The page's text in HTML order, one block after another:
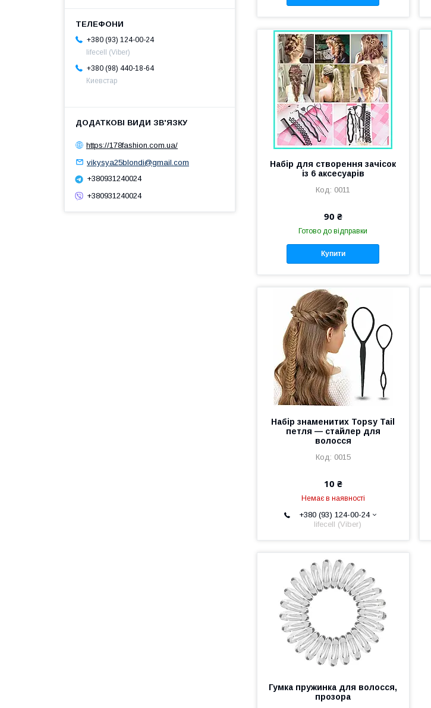
Набір для створення зачісок
із 6 аксесуарів
0011
90 ₴
Готово до відправки
Купити
Набір знаменитих Topsy Tail
петля — стайлер для
волосся
0015
10 ₴
Немає в наявності
+380 (93) 124-00-24
lifecell (Viber)
Гумка пружинка для волосся,
прозора
+380 (93) 124-00-24
lifecell (Viber)
+380 (98) 440-18-64
Киевстар
https://178fashion.com.ua/
vikysya25blondi@gmail.com
+380931240024
+380931240024